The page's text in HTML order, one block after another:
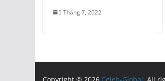
5 Tháng 7, 2022